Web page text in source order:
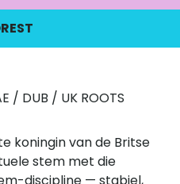
/ DUB / UK ROOTS
koningin van de Britse
stem met die